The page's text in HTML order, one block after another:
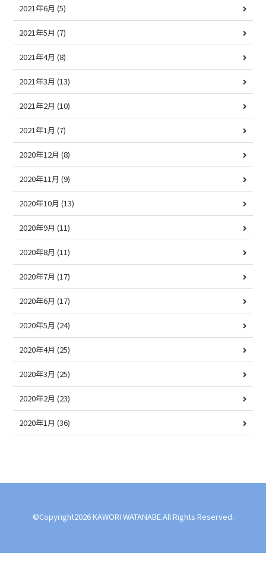
2021年6月 (5)
2021年5月 (7)
2021年4月 (8)
2021年3月 (13)
2021年2月 (10)
2021年1月 (7)
2020年12月 (8)
2020年11月 (9)
2020年10月 (13)
2020年9月 (11)
2020年8月 (11)
2020年7月 (17)
2020年6月 (17)
2020年5月 (24)
2020年4月 (25)
2020年3月 (25)
2020年2月 (23)
2020年1月 (36)
©Copyright2026 KAWORI WATANABE.All Rights Reserved.